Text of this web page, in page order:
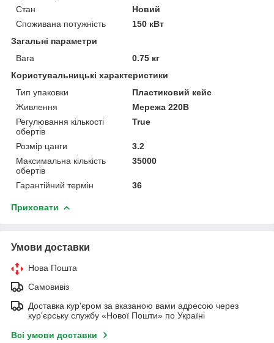
Стан
Новий
Споживана потужність
150 кВт
Загальні параметри
Вага
0.75 кг
Користувальницькі характеристики
Тип упаковки
Пластиковий кейс
Живлення
Мережа 220В
Регулювання кількості
обертів
True
Розмір цанги
3.2
Максимальна кількість
обертів
35000
Гарантійний термін 36
Приховати
Умови доставки
Нова Пошта
Самовивіз
Доставка кур'єром за вказаною вами адресою через
кур'єрську службу «Нової Пошти» по Україні
Всі умови доставки